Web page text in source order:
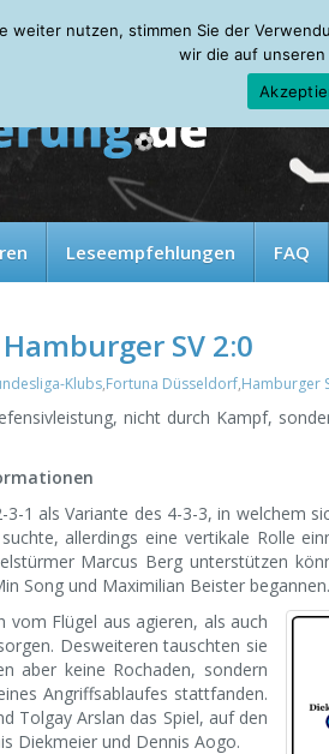
Leseempfehlungen FAQ
SV 2:0
Klubs,Fortuna Düsseldorf,Hamburger
nicht durch Kampf,
1 als Variante des 4-3-3, in welchem
allerdings eine vertikale Rolle
Marcus Berg unterstützen
Song und Maximilian Beister begannen.
Flügel aus agieren, als auch
Desweiteren tauschten sie
aber keine Rochaden, sondern
Angriffsablaufes stattfanden.
Tolgay Arslan das Spiel, auf den
Diekmeier und Dennis Aogo.
weiter nutzen, stimmen Sie der
wir die auf